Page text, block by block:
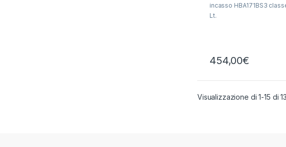
incasso HBA171BS3
Lt.
454,00€
Visualizzazione di 1-15 di